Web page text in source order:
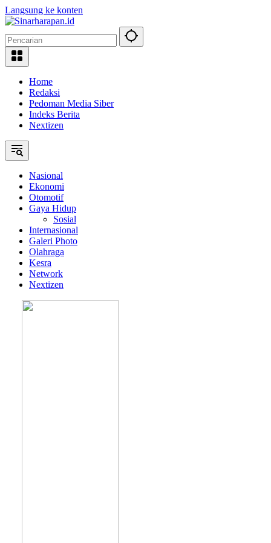
Langsung ke konten
Home
Redaksi
Pedoman Media Siber
Indeks Berita
Nextizen
Nasional
Ekonomi
Otomotif
Gaya Hidup
Sosial
Internasional
Galeri Photo
Olahraga
Kesra
Network
Nextizen